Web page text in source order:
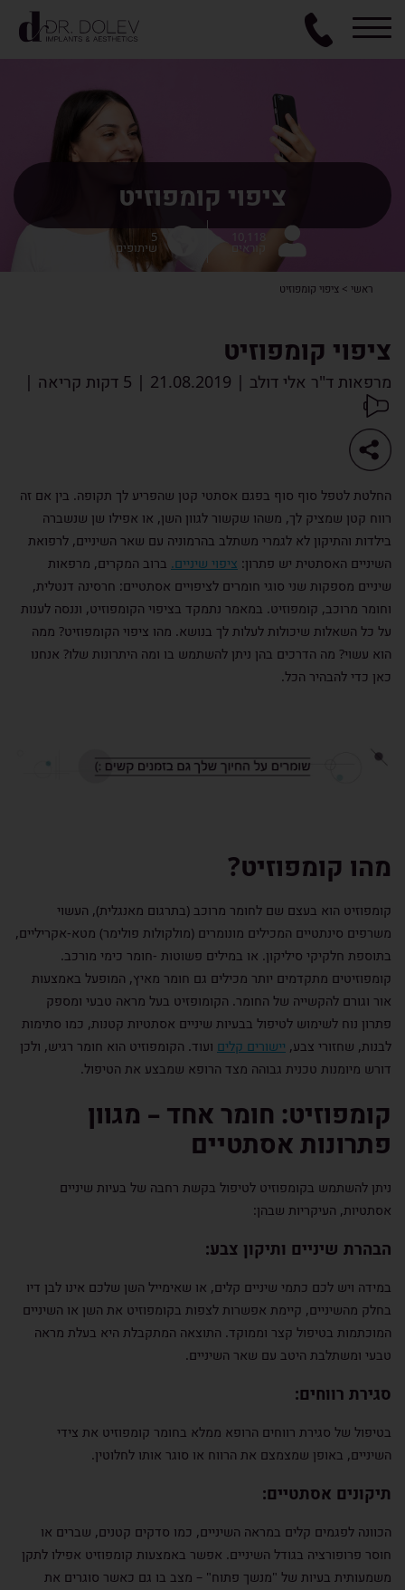
ציפוי קומפוזיט
10,118
קוראים
5
שיתופים
ראשי > ציפוי קומפוזיט
ציפוי קומפוזיט
מרפאות ד"ר אלי דולב |
21.08.2019
| 5 דקות קריאה |
החלטת לטפל סוף סוף בפגם אסתטי קטן שהפריע לך תקופה. בין אם זה
רווח קטן שמציק לך, משהו שקשור לגוון השן, או אפילו שן שנשברה
בילדות והתיקון לא לגמרי משתלב בהרמוניה עם שאר השיניים, לרפואת
השיניים האסתטית יש פתרון: ציפוי שיניים. ברוב המקרים, מרפאות
שיניים מספקות שני סוגי חומרים לציפויים אסתטיים: חרסינה דנטלית,
וחומר מרוכב, קומפוזיט. במאמר נתמקד בציפוי הקומפוזיט, וננסה לענות
על כל השאלות שיכולות לעלות לך בנושא. מהו ציפוי הקומפוזיט? ממה
הוא עשוי? מה הדרכים בהן ניתן להשתמש בו ומה היתרונות שלו? אנחנו
כאן כדי להבהיר הכל.
מהו קומפוזיט?
קומפוזיט הוא בעצם שם לחומר מרוכב (בתרגום מאנגלית), העשוי
משרפים סינתטיים המכילים מונומרים (מולקולות פולימר) מטא-אקריליים,
בתוספת חלקיקי סיליקון. או במילים פשוטות -חומר כימי מורכב.
קומפוזיטים מתקדמים יותר מכילים גם חומר מאיץ, המופעל באמצעות
אור וגורם להקשייה של החומר. הקומופזיט בעל מראה טבעי ומספק
פתרון נוח לשימוש לטיפול בבעיות שיניים אסתטיות קטנות, כמו סתימות
לבנות, שחזורי צבע, יישורים קלים ועוד. הקומפוזיט הוא חומר רגיש, ולכן
דורש מיומנות טכנית גבוהה מצד הרופא שמבצע את הטיפול.
קומפוזיט: חומר אחד – מגוון
פתרונות אסתטיים
ניתן להשתמש בקומפוזיט לטיפול בקשת רחבה של בעיות שיניים
אסתטיות, העיקריות שבהן:
הבהרת שיניים ותיקון צבע:
במידה ויש לכם כתמי שיניים קלים, או שאימייל השן שלכם אינו לבן דיו
בחלק מהשיניים, קיימת אפשרות לצפות בקומפוזיט את השן או השיניים
המוכתמות בטיפול קצר וממוקד. התוצאה המתקבלת היא בעלת מראה
טבעי ומשתלבת היטב עם שאר השיניים.
סגירת רווחים:
בטיפול של סגירת רווחים הרופא ממלא בחומר קומפוזיט את צידי
השיניים, באופן שמצמצם את הרווח או סוגר אותו לחלוטין.
תיקונים אסתטיים:
הכוונה לפגמים קלים במראה השיניים, כמו סדקים קטנים, שברים או
חוסר פרופורציה בגודל השיניים. אפשר באמצעות קומפוזיט אפילו לתקן
משמעותית בעיות של "מנשך פתוח" – מצב בו גם כאשר סוגרים את